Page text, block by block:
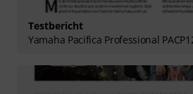
Testbericht
Yamaha Pacifica Professional